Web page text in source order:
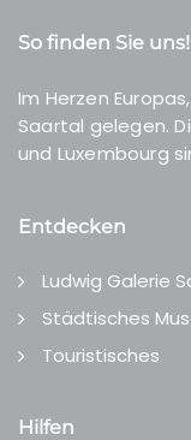
So finden Sie uns!
Im Herzen
Saartal gelegen.
und Luxembourg
Entdecken
Ludwig Galerie
Städtisches
Touristisches
Hilfen